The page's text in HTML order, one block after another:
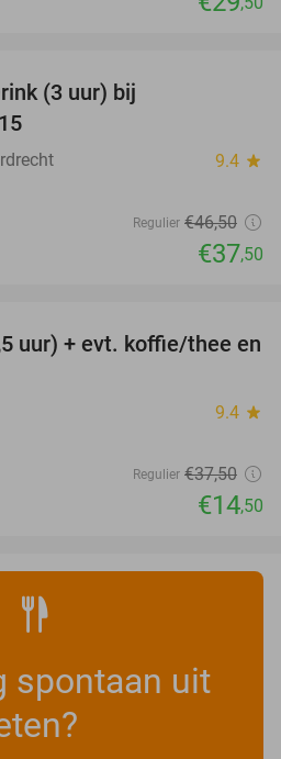
(3 uur) bij
9.4 star
Regulier €46,50
€37,50
61%
uur) + evt. koffie/thee en
9.4 star
Regulier €37,50
€14,50
spontaan uit